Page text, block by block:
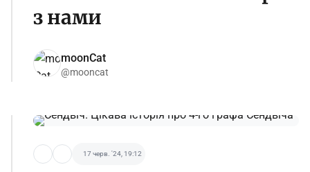
з нами
moonCat
@mooncat
17 черв. '24, 19:12